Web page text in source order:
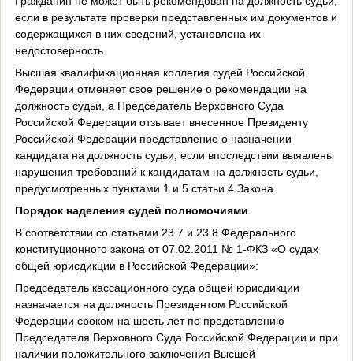
если в результате проверки представленных им документов и
содержащихся в них сведений, установлена их
недостоверность.
Высшая квалификационная коллегия судей Российской
Федерации отменяет свое решение о рекомендации на
должность судьи, а Председатель Верховного Суда
Российской Федерации отзывает внесенное Президенту
Российской Федерации представление о назначении
кандидата на должность судьи, если впоследствии выявлены
нарушения требований к кандидатам на должность судьи,
предусмотренных пунктами 1 и 5 статьи 4 Закона.
Порядок наделения судей полномочиями
В соответствии со статьями 23.7 и 23.8 Федерального
конституционного закона от 07.02.2011 № 1-ФКЗ «О судах
общей юрисдикции в Российской Федерации»:
Председатель кассационного суда общей юрисдикции
назначается на должность Президентом Российской
Федерации сроком на шесть лет по представлению
Председателя Верховного Суда Российской Федерации и при
наличии положительного заключения Высшей